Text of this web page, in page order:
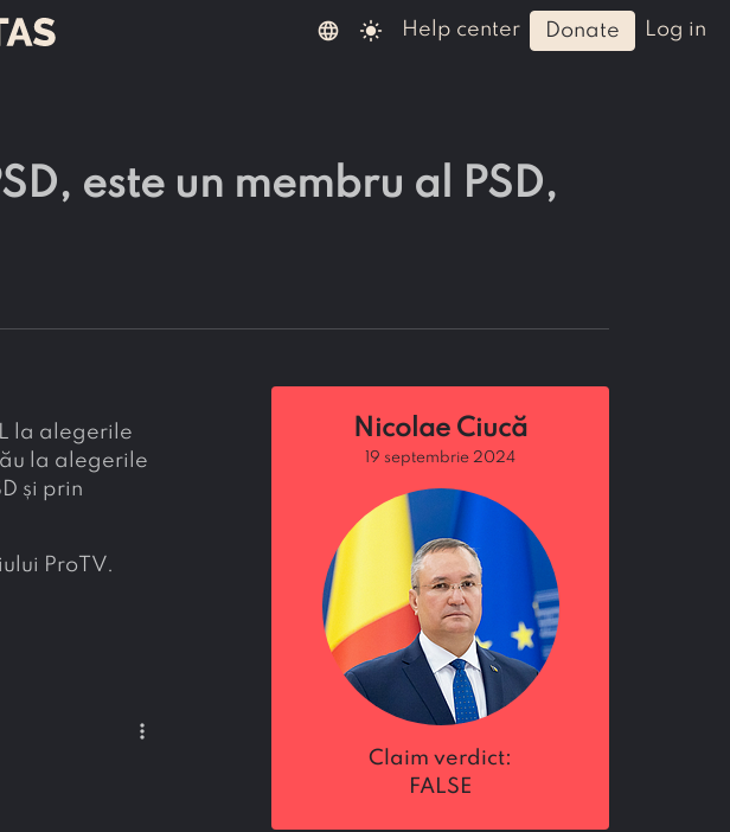
language light_mode help center donate log in
este un membru al PSD,
la alegerile
la alegerile
și prin
ProTV.
more_vert
Nicolae Ciucă
19 septembrie 2024
claim verdict:
FALSE